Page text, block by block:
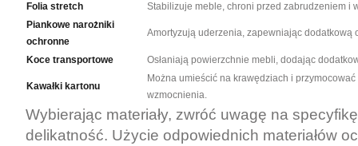
Folia stretch
Stabilizuje meble, chroni przed zabrudzeniem i
Piankowe narożniki
ochronne
Amortyzują uderzenia, zapewniając dodatkową
Koce transportowe Osłaniają powierzchnie mebli, dodając
Kawałki kartonu
Można umieścić na krawędziach i
wzmocnienia.
Wybierając materiały, zwróć uwagę na
delikatność. Użycie odpowiednich materiałów